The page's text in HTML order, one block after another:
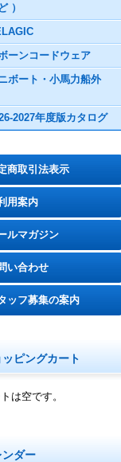
）
ーンコードウェア
ボート・小馬力船外
2027年度版カタログ
商取引法表示
用案内
ルマガジン
い合わせ
ッフ募集の案内
ッピングカート
は空です。
ンダー